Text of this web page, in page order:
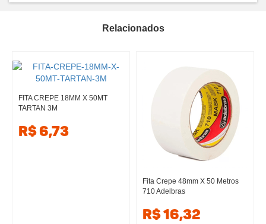
Relacionados
FITA CREPE 18MM X 50MT
TARTAN 3M
R$ 6,73
Fita Crepe 48mm X 50 Metros
710 Adelbras
R$ 16,32